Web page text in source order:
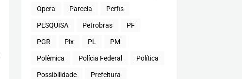
Opera Parcela Perfis
PESQUISA Petrobras PF
PGR Pix PL PM
Polêmica Polícia Federal Política
Possibilidade Prefeitura